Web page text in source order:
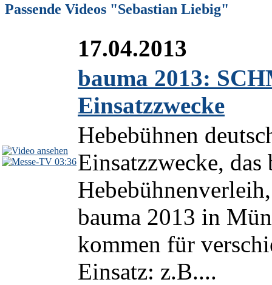
Passende Videos "Sebastian Liebig"
03:36
17.04.2013
bauma 2013:
Einsatzzwecke
Hebebühnen
Einsatzzwecke,
bauma 2013 in
kommen für
Einsatz: z.B....